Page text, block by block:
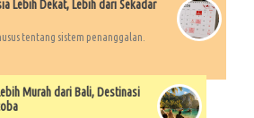
Lebih Dekat, Lebih dari Sekadar
tentang sistem penanggalan.
Murah dari Bali, Destinasi